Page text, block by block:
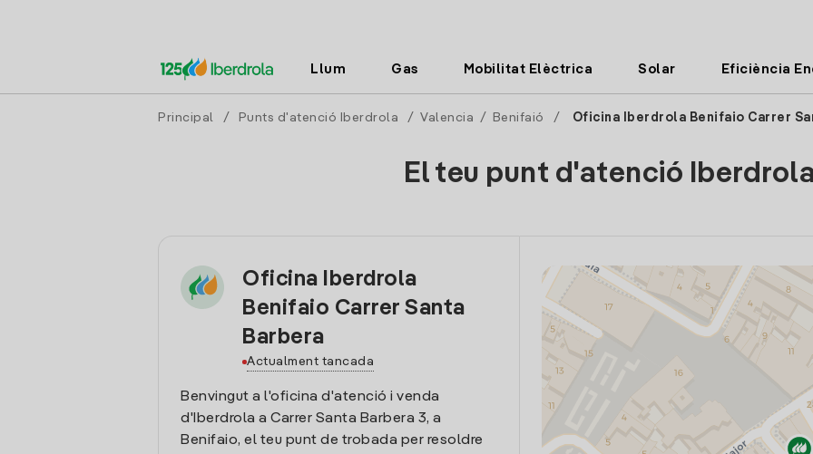
Llum Gas Mobilitat Elèctrica Solar Eficiència
Principal / Punts d'atenció Iberdrola / Valencia / Benifaió / Oficina Iberdrola Benifaio Carrer
El teu punt d'atenció
Oficina Iberdrola
Benifaio Carrer Santa
Barbera
Actualment tancada
Benvingut a l'oficina d'atenció i venda
d'Iberdrola a Carrer Santa Barbera 3, a
Benifaio, el teu punt de trobada per resoldre